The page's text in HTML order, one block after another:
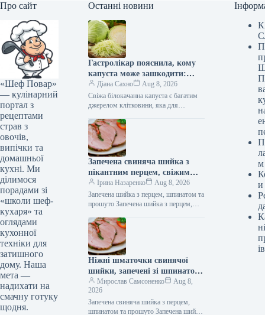
Про сайт
«Шеф Повар»
— кулінарний
портал з
рецептами
страв з
овочів,
випічки та
домашньої
кухні. Ми
ділимося
порадами зі
«школи шеф-
кухаря» та
оглядами
кухонної
техніки для
затишного
дому. Наша
мета —
надихати на
смачну готуку
щодня.
Останні новини
Гастролікар пояснила, кому
капуста може зашкодити:
деталі на Gastronom.ru
Діана Сахно
Aug 8, 2026
Свіжа білокачанна капуста є багатим
джерелом клітковини, яка для
складовою для покращення травлення.
Однак у деяких…
Запечена свиняча шийка з
пікантним перцем, свіжим
шпинатом та італійським
прошутто: розкішна страва
для справжніх гурманів
Ірина Назаренко
Aug 8, 2026
Запечена шийка з перцем, шпинатом та
прошуто Запечена шийка з перцем,
з перцем, шпинатом та…
Ніжні шматочки свинячої
шийки, запечені зі шпинатом,
перцем та прошуто:
поживний рецепт з фото
Мирослав Самсоненко
Aug 8,
2026
Запечена свиняча шийка з перцем,
шпинатом та прошуто Запечена шийка
м
и
ів